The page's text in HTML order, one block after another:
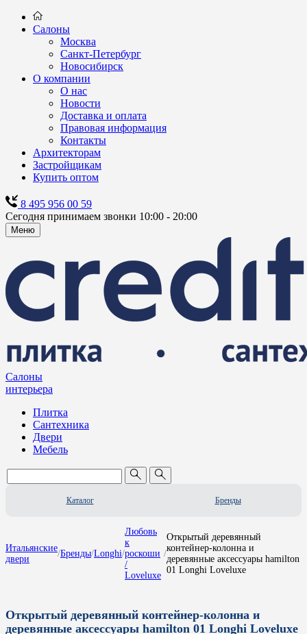
Салоны
Москва
Санкт-Петербург
Новосибирск
О компании
О нас
Новости
Доставка и оплата
Правовая информация
Контакты
Архитекторам
Застройщикам
Купить оптом
8 495 956 00 59
Сегодня принимаем звонки 10:00 - 20:00
Меню
Салоны
интерьера
Плитка
Сантехника
Двери
Мебель
Каталог Бренды
Итальянские
двери
/Бренды/Longhi/
Любовь
к
роскоши
/
Loveluxe
/
Открытый деревянный
контейнер-колонна и
деревянные аксессуары hamilton
01 Longhi Loveluxe
Открытый деревянный контейнер-колонна и
деревянные аксессуары hamilton 01 Longhi Loveluxe